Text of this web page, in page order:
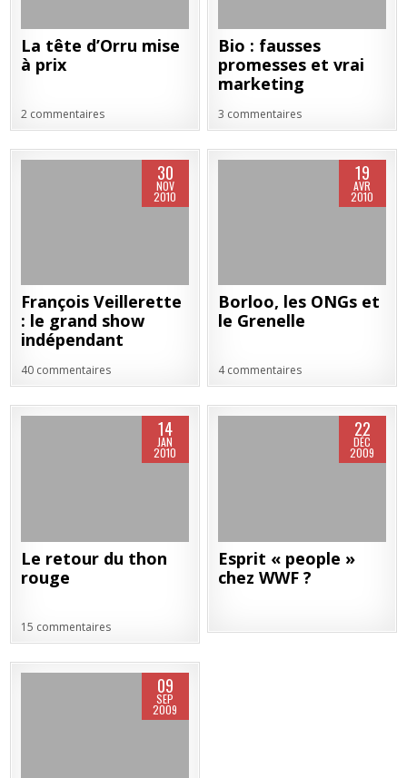
La tête d’Orru mise
à prix
2 commentaires
Bio : fausses
promesses et vrai
marketing
3 commentaires
30
NOV
2010
François Veillerette
: le grand show
indépendant
40 commentaires
19
AVR
2010
Borloo, les ONGs et
le Grenelle
4 commentaires
14
JAN
2010
Le retour du thon
rouge
15 commentaires
22
DÉC
2009
Esprit « people »
chez WWF ?
09
SEP
2009